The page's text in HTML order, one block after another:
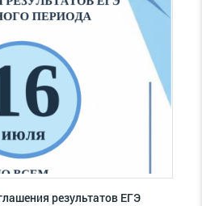
результатов ЕГЭ